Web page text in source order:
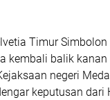
Timur
kembali balik
negeri
keputusan dari